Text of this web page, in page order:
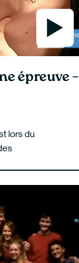
épreuve –
lors du